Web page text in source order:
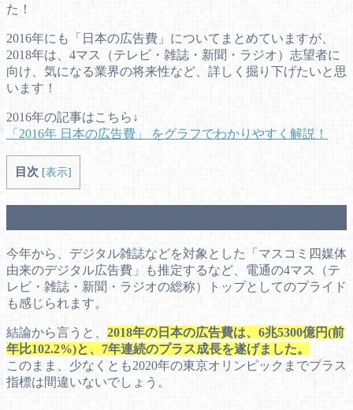
た！
2016年にも「日本の広告費」についてまとめていますが、
2018年は、4マス（テレビ・雑誌・新聞・ラジオ）志望者に
向け、気になる業界の将来性など、詳しく掘り下げたいと思
います！
2016年の記事はこちら↓
「2016年 日本の広告費」 をグラフでわかりやすく解説！
目次 [表示]
今年から、デジタル雑誌などを対象とした「マスコミ四媒体
由来のデジタル広告費」も推定するなど、電通の4マス（テ
レビ・雑誌・新聞・ラジオの総称）トップとしてのプライド
も感じられます。
結論から言うと、 2018年の日本の広告費は、6兆5300億円(前
年比102.2%)と、7年連続のプラス成長を遂げました。
このまま、少なくとも2020年の東京オリンピックまでプラス
指標は間違いないでしょう。